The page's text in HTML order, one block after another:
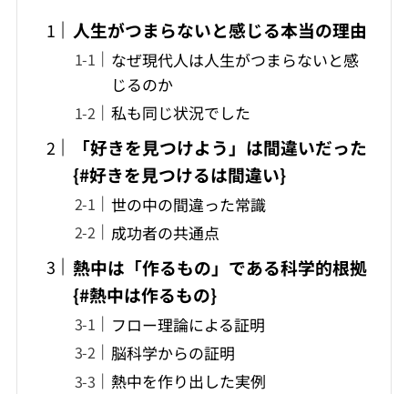
人生がつまらないと感じる本当の理由
なぜ現代人は人生がつまらないと感
じるのか
私も同じ状況でした
「好きを見つけよう」は間違いだった
{#好きを見つけるは間違い}
世の中の間違った常識
成功者の共通点
熱中は「作るもの」である科学的根拠
{#熱中は作るもの}
フロー理論による証明
脳科学からの証明
熱中を作り出した実例